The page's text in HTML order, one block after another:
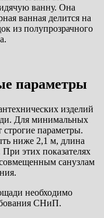
ванну. Она
ванная делится на
из полупрозрачного
параметры
изделий
Для минимальных
параметры.
ниже 2,1 м, длина
этих показателях
санузлам
необходимо
СНиП.